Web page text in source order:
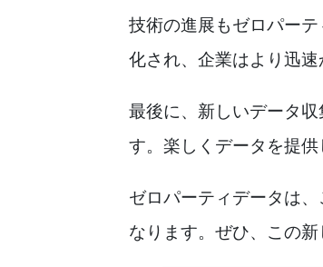
技術の進展もゼロパー
化され、企業はより迅
最後に、新しいデータ
す。楽しくデータを提
ゼロパーティデータは
なります。ぜひ、この